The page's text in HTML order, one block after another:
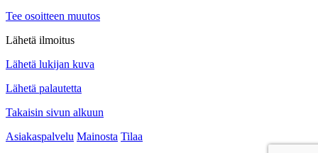
Tee osoitteen muutos
Lähetä ilmoitus
Lähetä lukijan kuva
Lähetä palautetta
Takaisin sivun alkuun
Asiakaspalvelu Mainosta Tilaa